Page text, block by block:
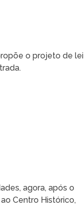
o projeto de lei
agora, após o
Centro Histórico,